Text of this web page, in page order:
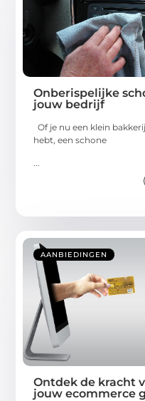
Onberispelijke
jouw bedrijf
Of je nu een klein
hebt, een schone
AANBIEDINGEN
Ontdek de kracht
jouw ecommerce